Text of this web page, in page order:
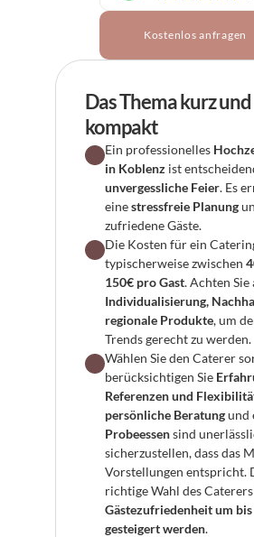
Kostenlos anfragen
Das Thema kurz und
kompakt
Ein professionelles
in Koblenz
unvergessliche Feier. Es
eine stressfreie Planung
zufriedene Gäste.
Die Kosten für ein
typischerweise zwischen
150€ pro Gast
Individualisierung,
regionale Produkte, um
Trends gerecht zu werden.
Wählen Sie den Caterer
berücksichtigen Sie
Referenzen und
persönliche Beratung
Probeessen sind
sicherzustellen, dass das
Vorstellungen entspricht.
Gästezufriedenheit um bis
gesteigert werden.